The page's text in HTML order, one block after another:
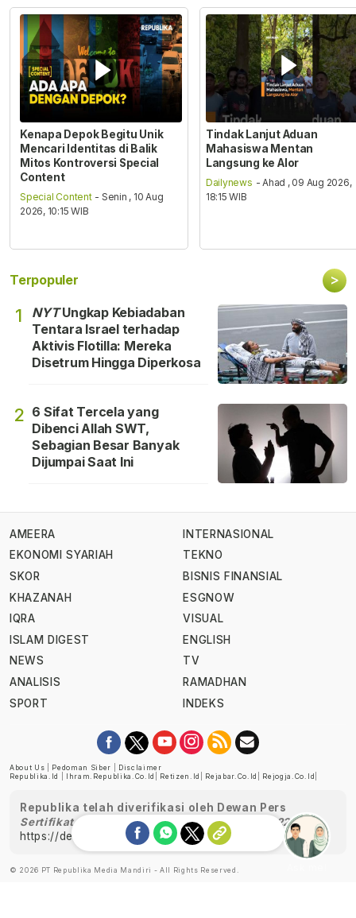
Kenapa Depok Begitu Unik
Mencari Identitas di Balik
Mitos Kontroversi Special
Content
Special Content - Senin , 10 Aug
2026, 10:15 WIB
Tindak Lanjut Aduan
Mahasiswa Mentan
Langsung ke Alor
Dailynews - Ahad , 09 Aug 2026,
18:15 WIB
Terpopuler >
1 NYTUngkap Kebiadaban
Tentara Israel terhadap
Aktivis Flotilla: Mereka
Disetrum Hingga Diperkosa
2 6 Sifat Tercela yang
Dibenci Allah SWT,
Sebagian Besar Banyak
Dijumpai Saat Ini
AMEERA
EKONOMI SYARIAH
SKOR
KHAZANAH
IQRA
ISLAM DIGEST
NEWS
ANALISIS
SPORT
INTERNASIONAL
TEKNO
BISNIS FINANSIAL
ESGNOW
VISUAL
ENGLISH
TV
RAMADHAN
INDEKS
About Us Pedoman Siber
Disclaimer
Republika.id
Ihram.republika.co.id Retizen.id Rejabar.co.id Rejogja.co.id
Republika telah diverifikasi oleh Dewan Pers
Sertifikat Nomor 1058/DP-Verifikasi/K/XII/2022
https://dewanpers.or.id/data/perusahaanpers
© 2026 PT Republika Media Mandiri - All Rights Reserved.